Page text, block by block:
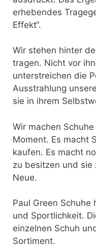
erhebendes
Effekt“.
Wir stehen hinter
tragen. Nicht vor
unterstreichen die
Ausstrahlung
sie in ihrem
Wir machen
Moment. Es macht
kaufen. Es macht
zu besitzen und sie
Neue.
Paul Green Schuhe
und Sportlichkeit.
einzelnen Schuh
Sortiment.